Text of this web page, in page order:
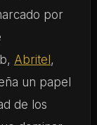
por
Abritel ,
un papel
de los